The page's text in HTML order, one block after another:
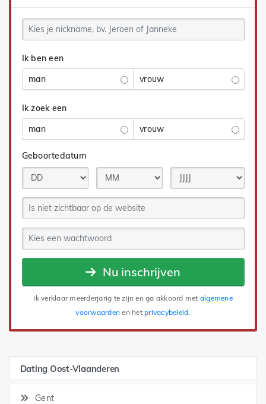
Ik ben een
man
vrouw
Ik zoek een
man
vrouw
Geboortedatum
Nu inschrijven
Ik verklaar meerderjarig te zijn en ga akkoord met algemene
voorwaarden en hetprivacybeleid.
Dating Oost-Vlaanderen
Gent